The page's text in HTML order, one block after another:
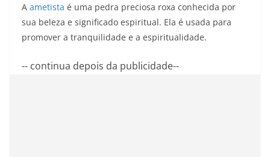
A ametista é uma pedra preciosa roxa conhecida por
sua beleza e significado espiritual. Ela é usada para
promover a tranquilidade e a espiritualidade.
-- continua depois da publicidade--